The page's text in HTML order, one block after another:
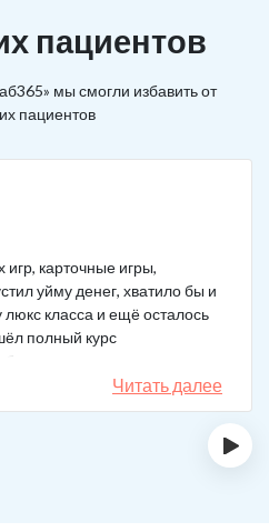
пациентов
мы смогли избавить от
пациентов
карточные игры,
уйму денег, хватило бы и
класса и ещё осталось
полный курс
что не охота
к примеру, но я не играю уже
в то состояние. Очень
Читать далее
›